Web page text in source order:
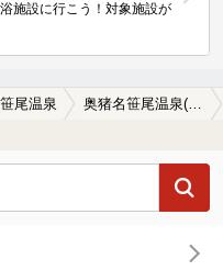
施設に行こう！対象施設が
尾温泉 奥猪名笹尾温泉(宝塚)のサウナ施設おすすめ1選(2026年版)